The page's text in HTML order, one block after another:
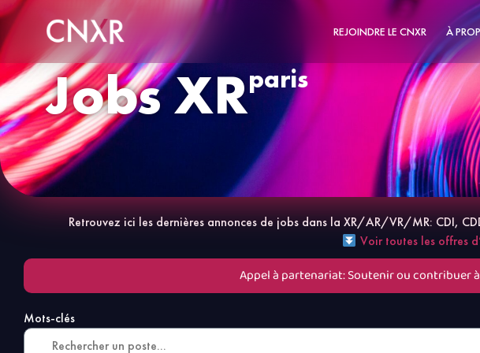
REJOINDRE LE CNXR À
Jobs XRparis
Retrouvez ici les dernières annonces de jobs dans la XR/AR/VR/MR: CDI,
Voir toutes les offres
Appel à partenariat: Soutenir ou contribuer
Mots-clés